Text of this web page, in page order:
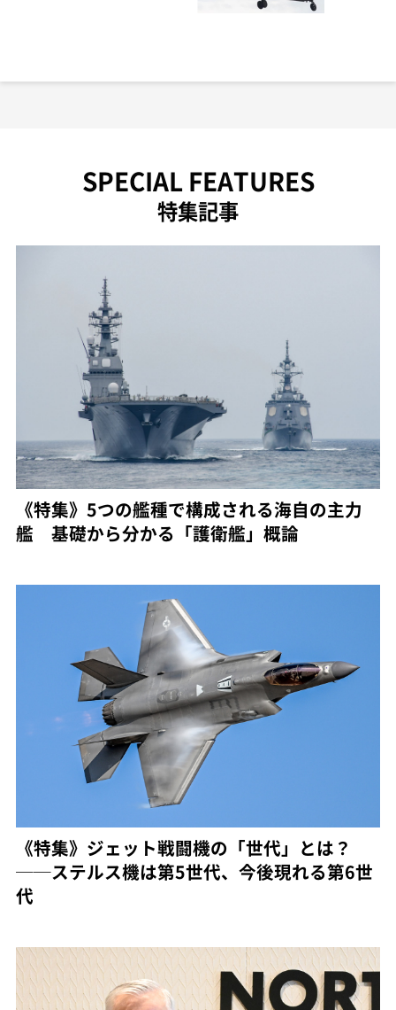
SPECIAL FEATURES
特集記事
《特集》5つの艦種で構成される海自の主力
艦 基礎から分かる「護衛艦」概論
《特集》ジェット戦闘機の「世代」とは？
──ステルス機は第5世代、今後現れる第6世
代